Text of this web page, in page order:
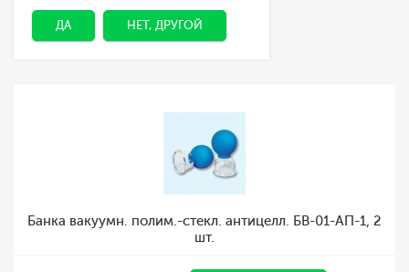
ДА НЕТ, ДРУГОЙ
Банки вакуумные
массажные
Банка вакуумн. полим.-стекл. антицелл. БВ-01-АП-1, 2
шт.